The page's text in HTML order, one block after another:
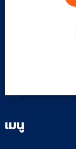
เมนู